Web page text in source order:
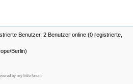
Benutzer, 2 Benutzer online (0 registrierte,
Berlin)
by my little forum